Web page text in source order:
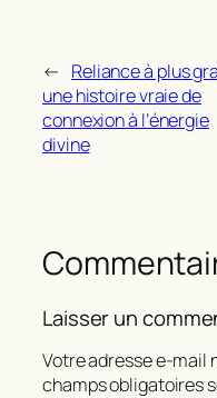
← Reliance à plus
une histoire vraie de
connexion à l’énergie
divine
Laisser un
Votre adresse e-mail
champs obligatoires